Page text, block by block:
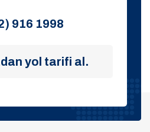
916 1998
yol tarifi al.